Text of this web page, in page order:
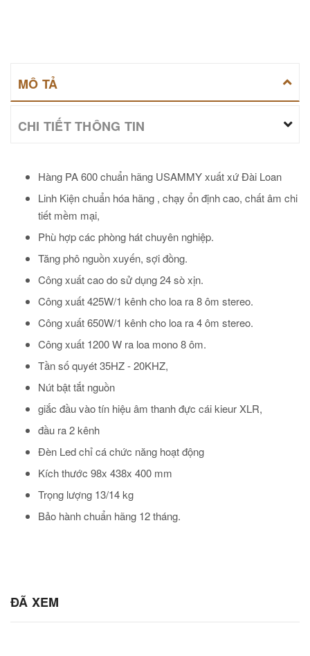
MÔ TẢ
CHI TIẾT THÔNG TIN
Hàng PA 600 chuẩn hãng USAMMY xuất xứ Đài Loan
Linh Kiện chuẩn hóa hãng , chạy ổn định cao, chất âm chi
tiết mềm mại,
Phù hợp các phòng hát chuyên nghiệp.
Tăng phô nguồn xuyến, sợi đồng.
Công xuất cao do sử dụng 24 sò xịn.
Công xuất 425W/1 kênh cho loa ra 8 ôm stereo.
Công xuất 650W/1 kênh cho loa ra 4 ôm stereo.
Công xuất 1200 W ra loa mono 8 ôm.
Tần số quyét 35HZ - 20KHZ,
Nút bật tắt nguồn
giắc đầu vào tín hiệu âm thanh đực cái kieur XLR,
đầu ra 2 kênh
Đèn Led chỉ cá chức năng hoạt động
Kích thước 98x 438x 400 mm
Trọng lượng 13/14 kg
Bảo hành chuẩn hãng 12 tháng.
ĐÃ XEM